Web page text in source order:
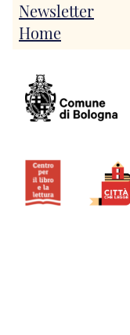
Newsletter
Home